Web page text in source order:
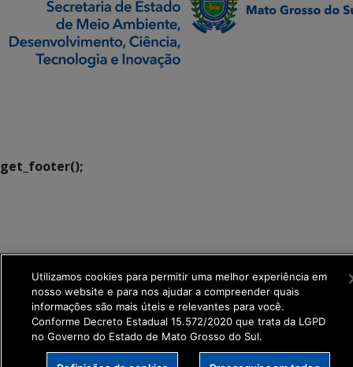
get_footer();
Utilizamos cookies para permitir uma melhor experiência em
nosso website e para nos ajudar a compreender quais
informações são mais úteis e relevantes para você.
Conforme Decreto Estadual 15.572/2020 que trata da LGPD
no Governo do Estado de Mato Grosso do Sul.